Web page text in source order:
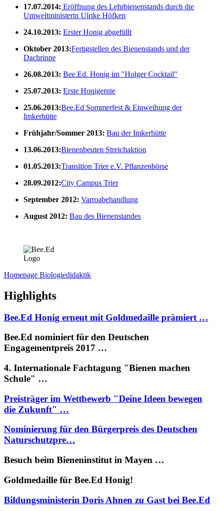
17.07.2014: Eröffnung des Lehrbienenstands durch die
Umweltministerin Ulrike Höfken
24.10.2013: Erster Honig abgefüllt
Oktober 2013:Fertigstellen des Bienenstands und der
Dachrinne
26.08.2013: Bee.Ed. Honig im "Holger Cocktail"
25.07.2013: Erste Honigernte
25.06.2013:Bee.Ed Sommerfest & Einweihung der
Imkerhütte
Frühjahr/Sommer 2013: Bau der Imkerhütte
13.06.2013:Bienenbeuten Streichaktion
01.05.2013:Transition Trier e.V. Pflanzenbörse
28.09.2012:City Campus Trier
September 2012: Varroabehandlung
August 2012: Bau des Bienenstandes
Homepage Biologiedidaktik
Highlights
Bee.Ed Honig erneut mit Goldmedaille prämiert …
Bee.Ed nominiert für den Deutschen
Engagementpreis 2017 …
4. Internationale Fachtagung "Bienen machen
Schule" …
Preisträger im Wettbewerb "Deine Ideen bewegen
die Zukunft" …
Nominierung für den Bürgerpreis des Deutschen
Naturschutzpre…
Besuch beim Bieneninstitut in Mayen …
Goldmedaille für Bee.Ed Honig!
Bildungsministerin Doris Ahnen zu Gast bei Bee.Ed